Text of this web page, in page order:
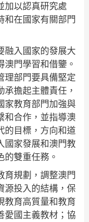
加以認真研究處
和在國家有關部門
融入國家的發展大
門學習和借鑒。
理部門要具備堅定
擔起主體責任，
家教育部門加強與
和合作，並指導澳
的目標，方向和道
國家發展和澳門教
雙重任務。
育規劃，調整澳門
源投入的結構，保
教育高質量和教育
愛國主義教材；協